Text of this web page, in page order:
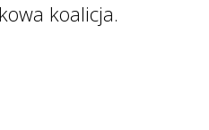
koalicja.